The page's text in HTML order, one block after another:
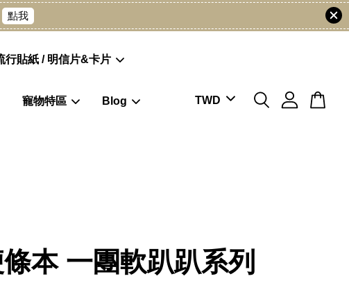
點我
行貼紙 / 明信片&卡片
寵物特區 Blog
本 一團軟趴趴系列